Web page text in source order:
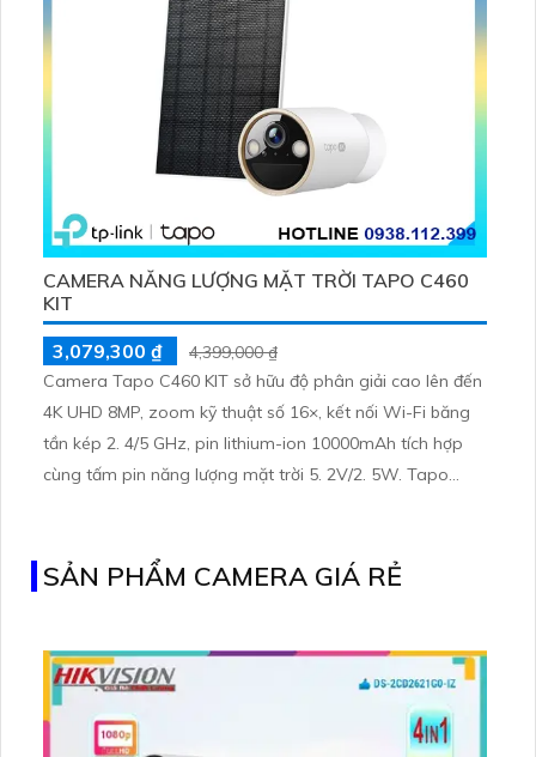
CAMERA NĂNG LƯỢNG MẶT TRỜI TAPO C460
KIT
3,079,300 ₫
4,399,000 ₫
Camera Tapo C460 KIT sở hữu độ phân giải cao lên đến
4K UHD 8MP, zoom kỹ thuật số 16×, kết nối Wi-Fi băng
tần kép 2. 4/5 GHz, pin lithium-ion 10000mAh tích hợp
cùng tấm pin năng lượng mặt trời 5. 2V/2. 5W. Tapo
SẢN PHẨM CAMERA GIÁ RẺ